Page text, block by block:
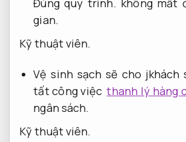
Đúng quy trình. không mất
gian.
Kỹ thuật viên.
Vệ sinh sạch sẽ cho jkhách
tất công việc thanh lý hàng
ngân sách.
Kỹ thuật viên.